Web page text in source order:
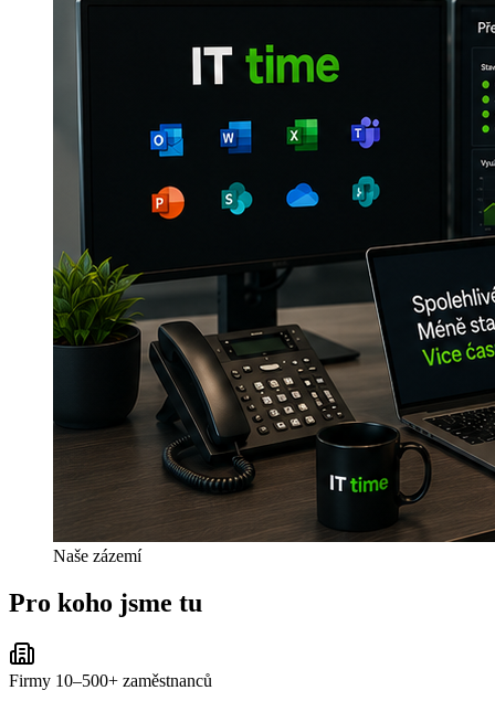
Naše zázemí
Pro koho jsme tu
Firmy 10–500+ zaměstnanců